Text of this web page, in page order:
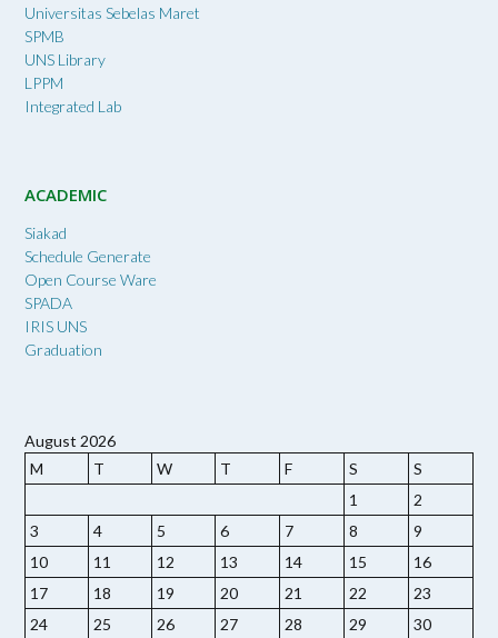
Universitas Sebelas Maret
SPMB
UNS Library
LPPM
Integrated Lab
ACADEMIC
Siakad
Schedule Generate
Open Course Ware
SPADA
IRIS UNS
Graduation
August 2026
M
T W T F S
S
1
2
3
4 5 6 7 8
9
10
11 12 13 14 15
16
17
18 19 20 21 22
23
24
25 26 27 28 29 30